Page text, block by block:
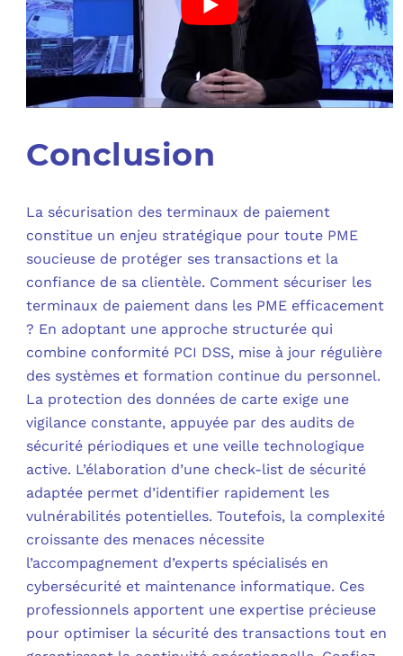
Conclusion
La sécurisation des terminaux de paiement
constitue un enjeu stratégique pour toute PME
soucieuse de protéger ses transactions et la
confiance de sa clientèle. Comment sécuriser les
terminaux de paiement dans les PME efficacement
? En adoptant une approche structurée qui
combine conformité PCI DSS, mise à jour régulière
des systèmes et formation continue du personnel.
La protection des données de carte exige une
vigilance constante, appuyée par des audits de
sécurité périodiques et une veille technologique
active. L’élaboration d’une check-list de sécurité
adaptée permet d’identifier rapidement les
vulnérabilités potentielles. Toutefois, la complexité
croissante des menaces nécessite
l’accompagnement d’experts spécialisés en
cybersécurité et maintenance informatique. Ces
professionnels apportent une expertise précieuse
pour optimiser la sécurité des transactions tout en